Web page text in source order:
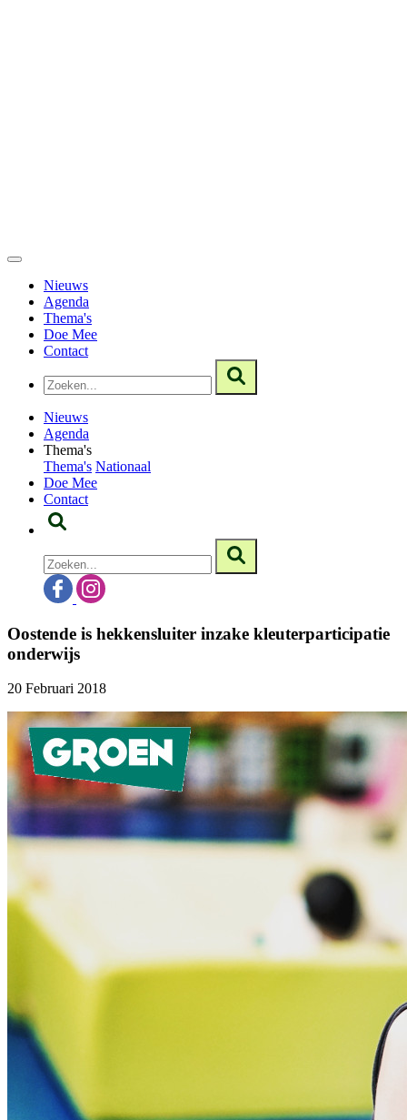
Nieuws
Agenda
Thema's
Doe Mee
Contact
Nieuws
Agenda
Thema's
Thema's Nationaal
Doe Mee
Contact
Oostende is hekkensluiter inzake kleuterparticipatie
onderwijs
20 Februari 2018